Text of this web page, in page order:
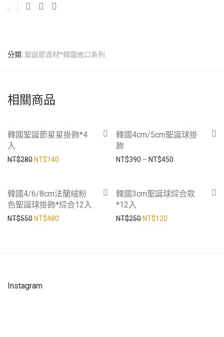
分類: 聖誕節資材*韓國進口系列
相關商品
-
韓國聖誕節星星掛飾*4
入
NT$280原始價格：NT$280。
NT$140 目前價格：NT$140。
-22
韓國4cm/5cm聖誕球掛
飾
NT$390 – NT$450
-
韓國4/6/8cm法蘭絨粉
色聖誕球掛飾*綜合12入
NT$550原始價格：NT$550。
NT$480 目前價格：NT$480。
-
韓國3cm聖誕球綜合款
*12入
NT$250原始價格：NT$250。
NT$120
Instagram